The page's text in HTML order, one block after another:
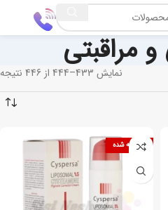
مراقبتی
نمایش 433–444 از 446 نتیجه
فروخته شده